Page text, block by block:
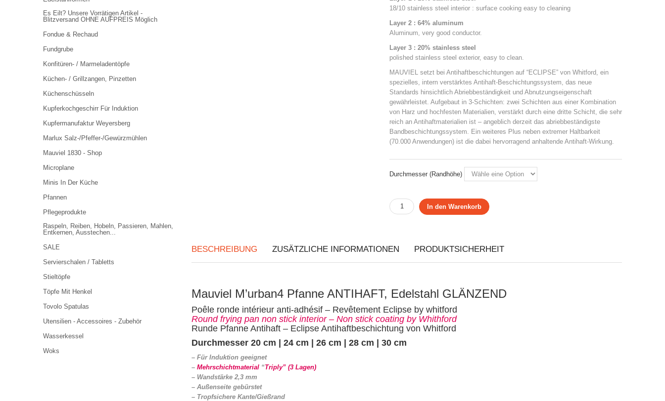
18/10 stainless steel interior : surface cooking easy to cleaning
Layer 2 : 64% aluminum
Aluminum, very good conductor.
Layer 3 : 20% stainless steel
polished stainless steel exterior, easy to clean.
MAUVIEL setzt bei Antihaftbeschichtungen auf “ECLIPSE” von Whitford, ein
spezielles, intern verstärktes Antihaft-Beschichtungssystem, das neue
Standards hinsichtlich Abriebbeständigkeit und Abnutzungseigenschaft
gewährleistet. Aufgebaut in 3-Schichten: zwei Schichten aus einer Kombination
von Harz und hochfesten Materialien, verstärkt durch eine dritte Schicht, die sehr
reich an Antihaftmaterialien ist – angeblich derzeit das abriebbeständigste
Bandbeschichtungssystem. Ein weiteres Plus neben extremer Haltbarkeit
(70.000 Anwendungen) ist die dabei hervorragend anhaltende Antihaft-Wirkung.
Durchmesser (Randhöhe)
In den Warenkorb
BESCHREIBUNG ZUSÄTZLICHE INFORMATIONEN PRODUKTSICHERHEIT
Mauviel M’urban4 Pfanne ANTIHAFT, Edelstahl GLÄNZEND
Poêle ronde intérieur anti-adhésif – Revêtement Eclipse by whitford
Round frying pan non stick interior – Non stick coating by Whithford
Runde Pfanne Antihaft – Eclipse Antihaftbeschichtung von Whitford
Durchmesser 20 cm | 24 cm | 26 cm | 28 cm | 30 cm
– Für Induktion geeignet
– Mehrschichtmaterial “Triply” (3 Lagen)
– Wandstärke 2,3 mm
– Außenseite gebürstet
– Tropfsichere Kante/Gießrand
Es Eilt? Unsere Vorrätigen Artikel -
Blitzversand OHNE AUFPREIS Möglich
Fondue & Rechaud
Fundgrube
Konfitüren- / Marmeladentöpfe
Küchen- / Grillzangen, Pinzetten
Küchenschüsseln
Kupferkochgeschirr Für Induktion
Kupfermanufaktur Weyersberg
Marlux Salz-/Pfeffer-/Gewürzmühlen
Mauviel 1830 - Shop
Microplane
Minis In Der Küche
Pfannen
Pflegeprodukte
Raspeln, Reiben, Hobeln, Passieren, Mahlen,
Entkernen, Ausstechen...
SALE
Servierschalen / Tabletts
Stieltöpfe
Töpfe Mit Henkel
Tovolo Spatulas
Utensilien - Accessoires - Zubehör
Wasserkessel
Woks